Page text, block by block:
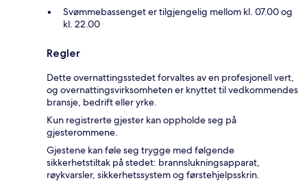
Svømmebassenget er tilgjengelig mellom kl. 07.00 og
kl. 22.00
Regler
Dette overnattingsstedet forvaltes av en profesjonell vert,
og overnattingsvirksomheten er knyttet til vedkommendes
bransje, bedrift eller yrke.
Kun registrerte gjester kan oppholde seg på
gjesterommene.
Gjestene kan føle seg trygge med følgende
sikkerhetstiltak på stedet: brannslukningsapparat,
røykvarsler, sikkerhetssystem og førstehjelpsskrin.